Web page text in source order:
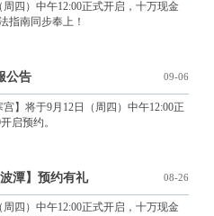
四）中午12:00正式开启，十万现金
指南同步奉上！
公告 09-06
】将于9月12日（周四）中午12:00正
启预约。
潭】预约有礼 08-26
四）中午12:00正式开启，十万现金